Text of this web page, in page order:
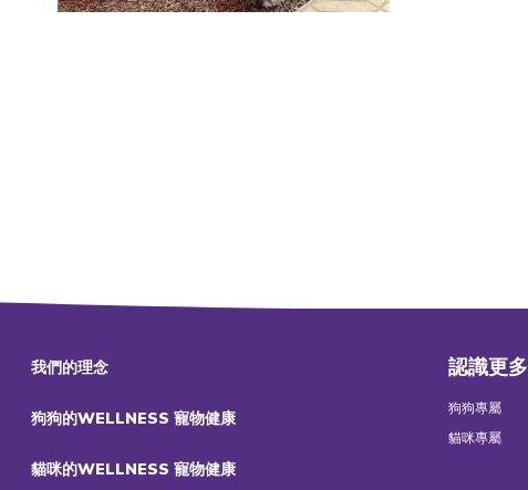
我們的理念
狗狗的WELLNESS 寵物健康
貓咪的WELLNESS 寵物健康
認識更多
狗狗專屬
貓咪專屬